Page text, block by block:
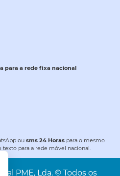
para a rede fixa nacional
ou sms 24 Horas para o mesmo
texto para a rede móvel nacional.
PME, Lda. © Todos os